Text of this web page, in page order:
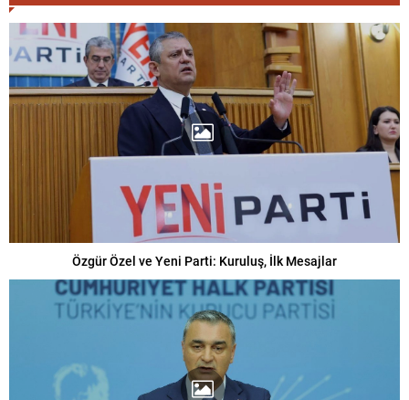
Özgür Özel ve Yeni Parti: Kuruluş, İlk Mesajlar